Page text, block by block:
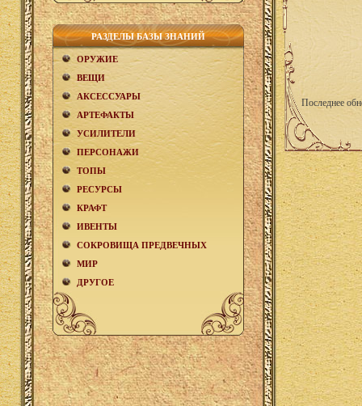
РАЗДЕЛЫ БАЗЫ ЗНАНИЙ
ОРУЖИЕ
ВЕЩИ
АКCЕСCУАРЫ
АРТЕФАКТЫ
УСИЛИТЕЛИ
ПЕРСОНАЖИ
ТОПЫ
РЕСУРСЫ
КРАФТ
ИВЕНТЫ
СОКРОВИЩА ПРЕДВЕЧНЫХ
МИР
ДРУГОЕ
Последнее